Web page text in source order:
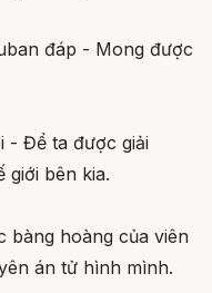
đáp - Mong được
- Để ta được giải
giới bên kia.
bàng hoàng của viên
án tử hình mình.